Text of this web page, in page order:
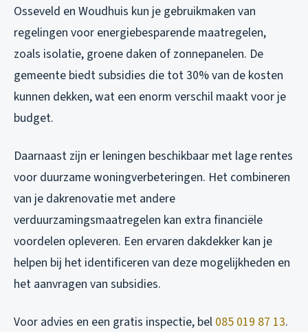
Osseveld en Woudhuis kun je gebruikmaken van
regelingen voor energiebesparende maatregelen,
zoals isolatie, groene daken of zonnepanelen. De
gemeente biedt subsidies die tot 30% van de kosten
kunnen dekken, wat een enorm verschil maakt voor je
budget.
Daarnaast zijn er leningen beschikbaar met lage rentes
voor duurzame woningverbeteringen. Het combineren
van je dakrenovatie met andere
verduurzamingsmaatregelen kan extra financiële
voordelen opleveren. Een ervaren dakdekker kan je
helpen bij het identificeren van deze mogelijkheden en
het aanvragen van subsidies.
Voor advies en een gratis inspectie, bel 085 019 87 13.